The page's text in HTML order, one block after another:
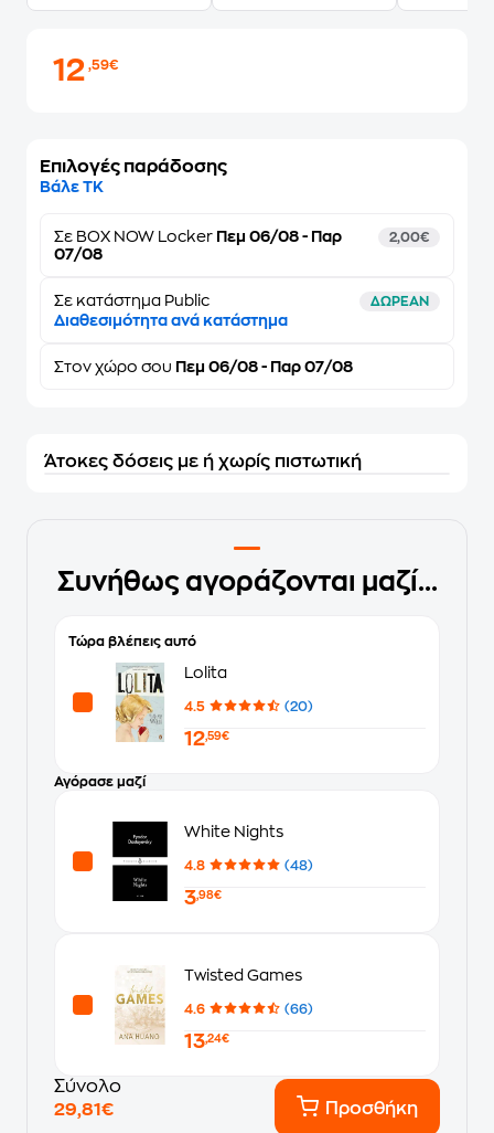
12,59€
Επιλογές παράδοσης
Βάλε ΤΚ
Σε BOX NOW Locker Πεμ 06/08 - Παρ
07/08
2,00€
Σε κατάστημα Public ΔΩΡΕΑΝ
Διαθεσιμότητα ανά κατάστημα
Στον χώρο σου Πεμ 06/08 - Παρ 07/08
Άτοκες δόσεις με ή χωρίς πιστωτική
Συνήθως αγοράζονται μαζί...
Τώρα βλέπεις αυτό
Lolita
4.5 (20)
12,59€
Αγόρασε μαζί
White Nights
4.8 (48)
3,98€
Twisted Games
4.6 (66)
13,24€
Σύνολο
29,81€
Προσθήκη